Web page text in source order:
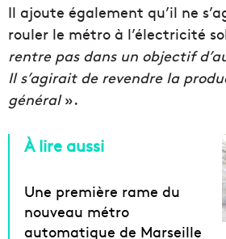
Il ajoute également qu’il ne
rouler le métro à l’électricité
rentre pas dans un objectif
Il s’agirait de revendre la
général».
À lire aussi
Une première rame du
nouveau métro
automatique de Marseille